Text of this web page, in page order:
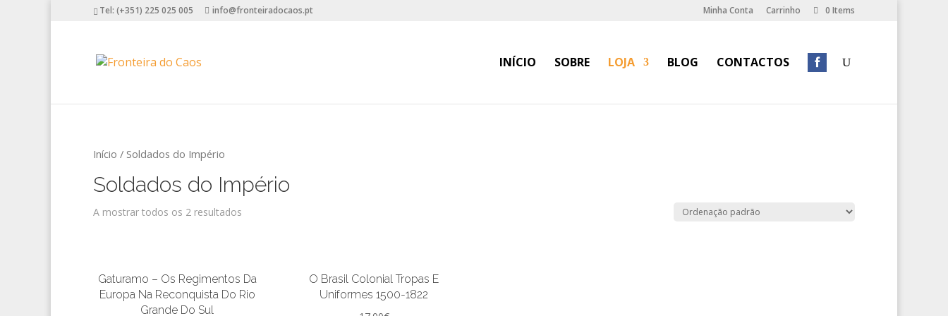
Tel: (+351) 225 025 005 info@fronteiradocaos.pt Minha Conta Carrinho 0 Items
INÍCIO SOBRE LOJA BLOG CONTACTOS
Início / Soldados do Império
Soldados do Império
A mostrar todos os 2 resultados
Gaturamo – Os Regimentos Da
Europa Na Reconquista Do Rio
Grande Do Sul
O Brasil Colonial Tropas E
Uniformes 1500-1822